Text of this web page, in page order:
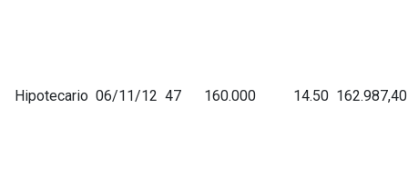
Hipotecario 06/11/12 47 160.000 14.50 162.987,40